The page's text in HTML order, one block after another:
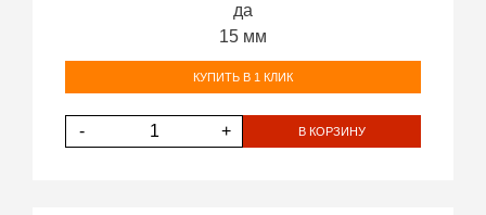
да
15 мм
КУПИТЬ В 1 КЛИК
- + В КОРЗИНУ